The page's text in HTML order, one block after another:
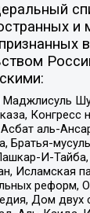
Конгресс
аль-
Братья-
И-Тайба,
Исламская
реформ,
Дом